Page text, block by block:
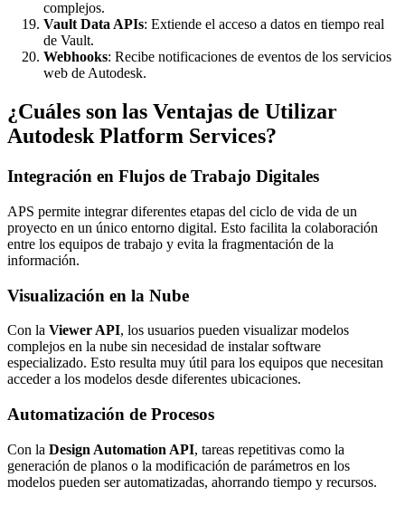
complejos.
Vault Data APIs: Extiende el acceso a datos en tiempo real
de Vault.
Webhooks: Recibe notificaciones de eventos de los servicios
web de Autodesk.
¿Cuáles son las Ventajas de Utilizar
Autodesk Platform Services?
Integración en Flujos de Trabajo Digitales
APS permite integrar diferentes etapas del ciclo de vida de un
proyecto en un único entorno digital. Esto facilita la colaboración
entre los equipos de trabajo y evita la fragmentación de la
información.
Visualización en la Nube
Con la Viewer API, los usuarios pueden visualizar modelos
complejos en la nube sin necesidad de instalar software
especializado. Esto resulta muy útil para los equipos que necesitan
acceder a los modelos desde diferentes ubicaciones.
Automatización de Procesos
Con la Design Automation API, tareas repetitivas como la
generación de planos o la modificación de parámetros en los
modelos pueden ser automatizadas, ahorrando tiempo y recursos.